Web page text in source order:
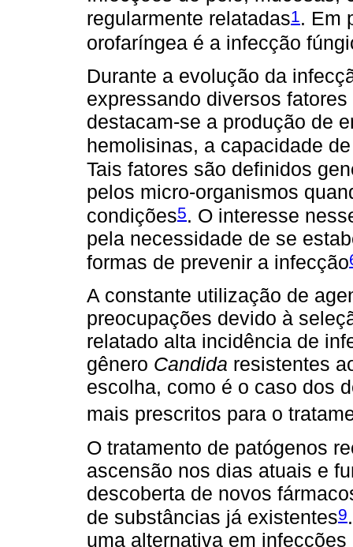
regularmente relatadas1 . Em
orofaríngea é a infecção
Durante a evolução da
expressando diversos
destacam-se a produção de
hemolisinas, a capacidade
Tais fatores são definidos
pelos micro-organismos
condições5. O interesse
pela necessidade de se
formas de prevenir a infecção
A constante utilização de
preocupações devido à
relatado alta incidência de
gênero Candida resistentes
escolha, como é o caso dos
mais prescritos para o
O tratamento de patógenos
ascensão nos dias atuais e
descoberta de novos
de substâncias já existentes9
uma alternativa em